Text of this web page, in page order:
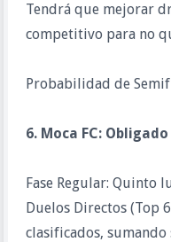
Tendrá que mejorar
competitivo para no
Probabilidad de
6. Moca FC:
Fase Regular: Quinto
Duelos Directos (Top
clasificados,